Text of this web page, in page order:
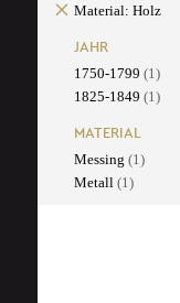
Material: Holz
JAHR
1750-1799 (1)
1825-1849 (1)
MATERIAL
Messing (1)
Metall (1)